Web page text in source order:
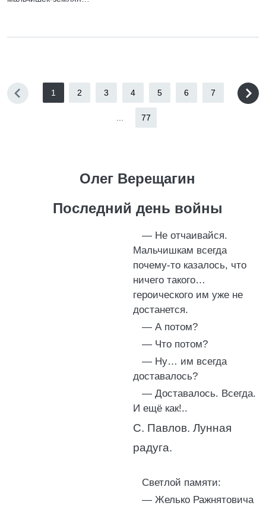
1 2 3 4 5 6 7
77
Олег Верещагин
Последний день войны
— Не отчаивайся.
Мальчишкам всегда
почему-то казалось, что
ничего такого…
героического им уже не
достанется.
— А потом?
— Что потом?
— Ну… им всегда
доставалось?
— Доставалось. Всегда.
И ещё как!..
С. Павлов. Лунная
радуга.
Светлой памяти:
— Желько Ражнятовича